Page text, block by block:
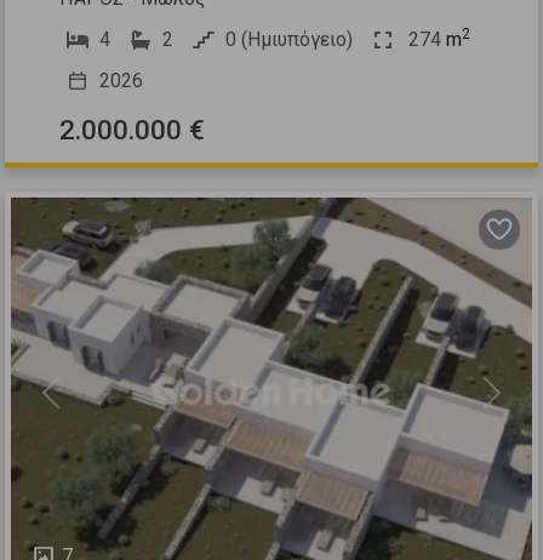
4
2 0 (Ημιυπόγειο) 274 m2
2026
2.000.000 €
Previous Next